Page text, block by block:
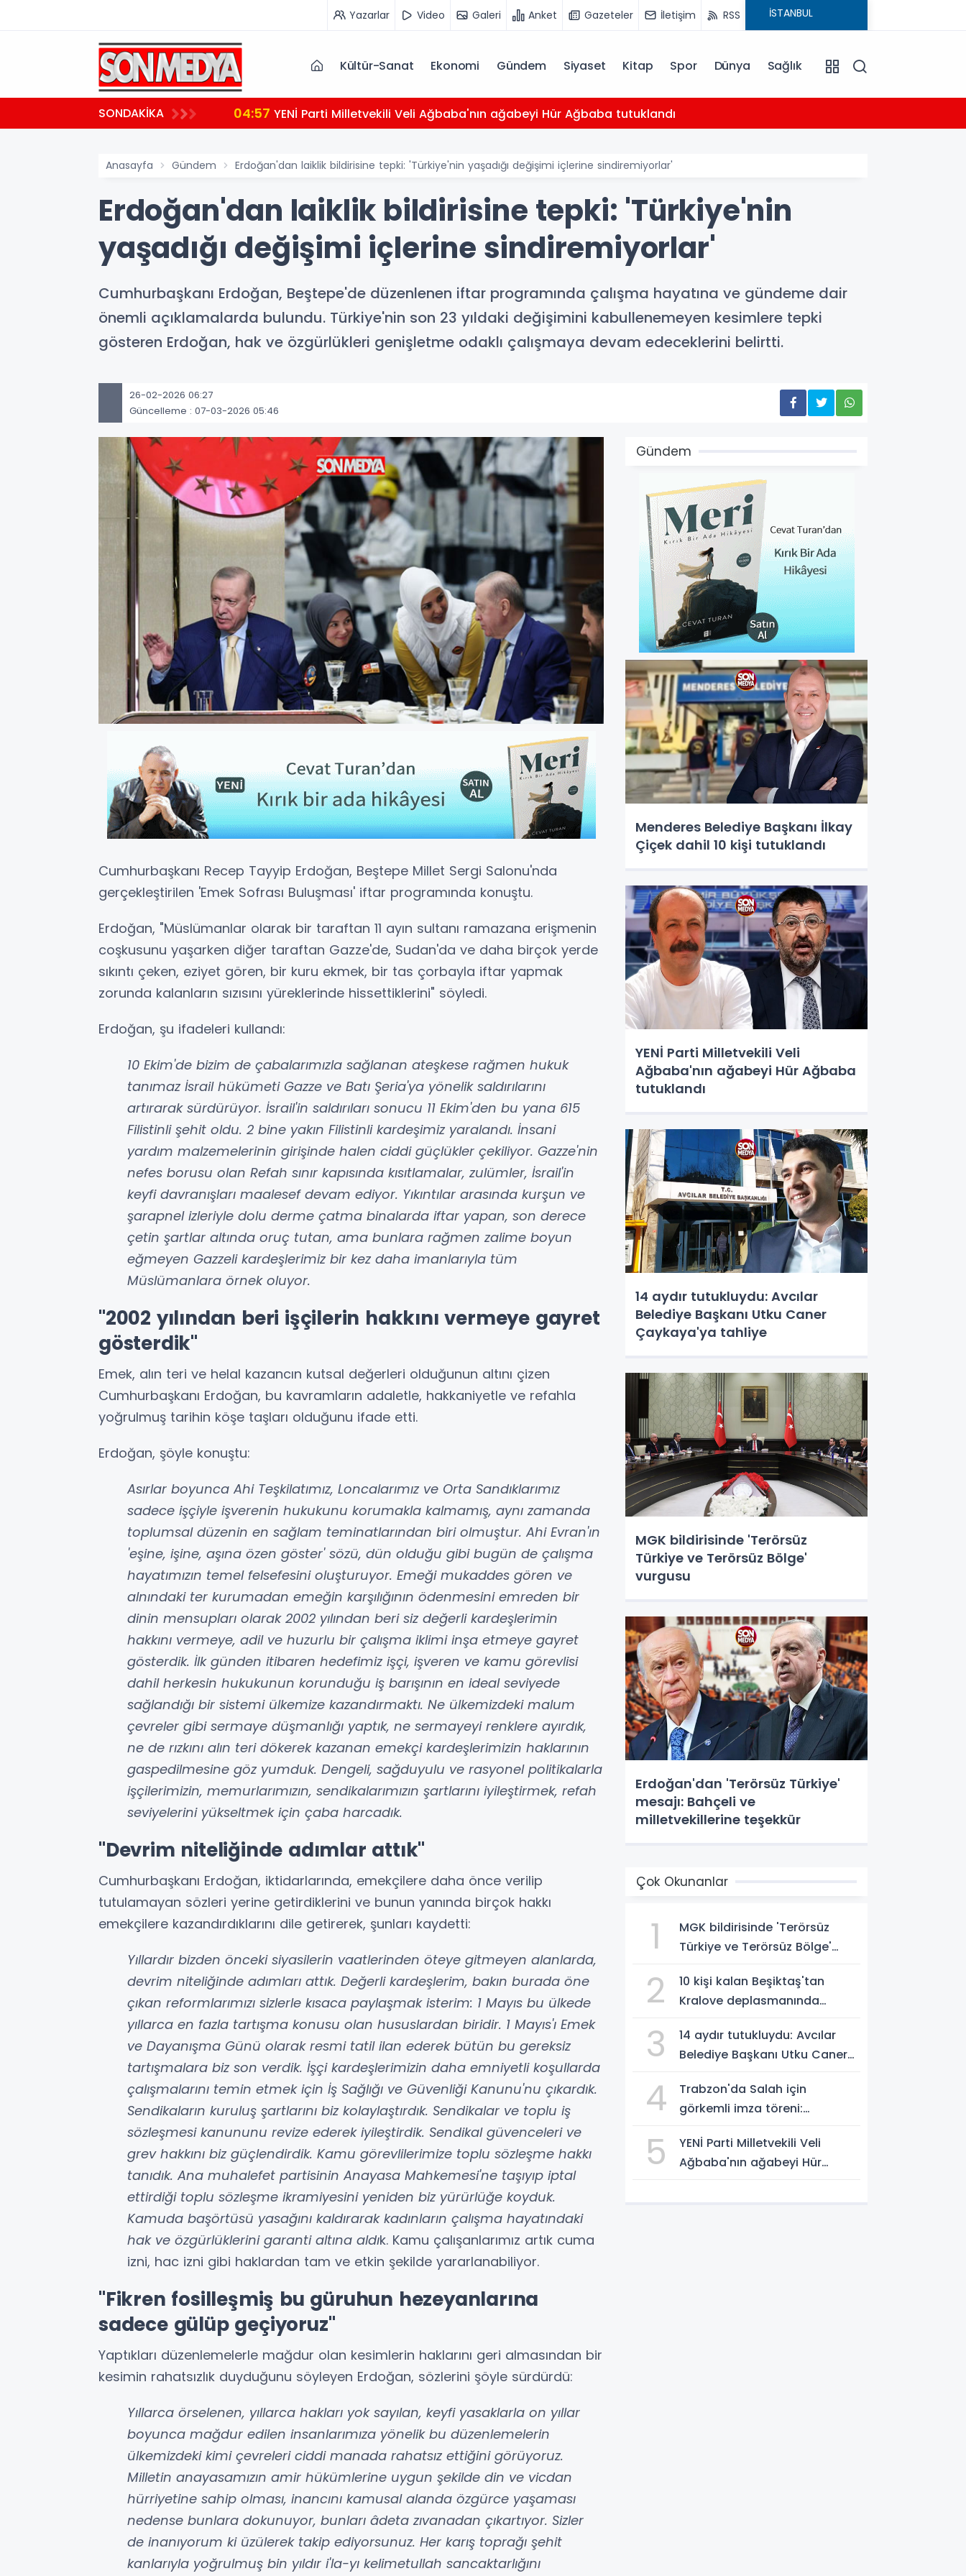
Yazarlar Video Galeri Anket Gazeteler İletişim RSS
Kültür-Sanat Ekonomi Gündem Siyaset Kitap Spor Dünya Sağlık
SONDAKİKA 04:57 YENİ Parti Milletvekili Veli Ağbaba'nın ağabeyi Hür Ağbaba tutuklandı
Anasayfa Gündem Erdoğan'dan laiklik bildirisine tepki: 'Türkiye'nin yaşadığı değişimi içlerine sindiremiyorlar'
Erdoğan'dan laiklik bildirisine tepki: 'Türkiye'nin
yaşadığı değişimi içlerine sindiremiyorlar'
Cumhurbaşkanı Erdoğan, Beştepe'de düzenlenen iftar programında çalışma hayatına ve gündeme dair
önemli açıklamalarda bulundu. Türkiye'nin son 23 yıldaki değişimini kabullenemeyen kesimlere tepki
gösteren Erdoğan, hak ve özgürlükleri genişletme odaklı çalışmaya devam edeceklerini belirtti.
26-02-2026 06:27
Güncelleme : 07-03-2026 05:46
Cumhurbaşkanı Recep Tayyip Erdoğan, Beştepe Millet Sergi Salonu'nda
gerçekleştirilen 'Emek Sofrası Buluşması' iftar programında konuştu.
Erdoğan, "Müslümanlar olarak bir taraftan 11 ayın sultanı ramazana erişmenin
coşkusunu yaşarken diğer taraftan Gazze'de, Sudan'da ve daha birçok yerde
sıkıntı çeken, eziyet gören, bir kuru ekmek, bir tas çorbayla iftar yapmak
zorunda kalanların sızısını yüreklerinde hissettiklerini" söyledi.
Erdoğan, şu ifadeleri kullandı:
10 Ekim'de bizim de çabalarımızla sağlanan ateşkese rağmen hukuk
tanımaz İsrail hükümeti Gazze ve Batı Şeria'ya yönelik saldırılarını
artırarak sürdürüyor. İsrail'in saldırıları sonucu 11 Ekim'den bu yana 615
Filistinli şehit oldu. 2 bine yakın Filistinli kardeşimiz yaralandı. İnsani
yardım malzemelerinin girişinde halen ciddi güçlükler çekiliyor. Gazze'nin
nefes borusu olan Refah sınır kapısında kısıtlamalar, zulümler, İsrail'in
keyfi davranışları maalesef devam ediyor. Yıkıntılar arasında kurşun ve
şarapnel izleriyle dolu derme çatma binalarda iftar yapan, son derece
çetin şartlar altında oruç tutan, ama bunlara rağmen zalime boyun
eğmeyen Gazzeli kardeşlerimiz bir kez daha imanlarıyla tüm
Müslümanlara örnek oluyor.
"2002 yılından beri işçilerin hakkını vermeye gayret
gösterdik"
Emek, alın teri ve helal kazancın kutsal değerleri olduğunun altını çizen
Cumhurbaşkanı Erdoğan, bu kavramların adaletle, hakkaniyetle ve refahla
yoğrulmuş tarihin köşe taşları olduğunu ifade etti.
Erdoğan, şöyle konuştu:
Asırlar boyunca Ahi Teşkilatımız, Loncalarımız ve Orta Sandıklarımız
sadece işçiyle işverenin hukukunu korumakla kalmamış, aynı zamanda
toplumsal düzenin en sağlam teminatlarından biri olmuştur. Ahi Evran'ın
'eşine, işine, aşına özen göster' sözü, dün olduğu gibi bugün de çalışma
hayatımızın temel felsefesini oluşturuyor. Emeği mukaddes gören ve
alnındaki ter kurumadan emeğin karşılığının ödenmesini emreden bir
dinin mensupları olarak 2002 yılından beri siz değerli kardeşlerimin
hakkını vermeye, adil ve huzurlu bir çalışma iklimi inşa etmeye gayret
gösterdik. İlk günden itibaren hedefimiz işçi, işveren ve kamu görevlisi
dahil herkesin hukukunun korunduğu iş barışının en ideal seviyede
sağlandığı bir sistemi ülkemize kazandırmaktı. Ne ülkemizdeki malum
çevreler gibi sermaye düşmanlığı yaptık, ne sermayeyi renklere ayırdık,
ne de rızkını alın teri dökerek kazanan emekçi kardeşlerimizin haklarının
gaspedilmesine göz yumduk. Dengeli, sağduyulu ve rasyonel politikalarla
işçilerimizin, memurlarımızın, sendikalarımızın şartlarını iyileştirmek, refah
seviyelerini yükseltmek için çaba harcadık.
"Devrim niteliğinde adımlar attık"
Cumhurbaşkanı Erdoğan, iktidarlarında, emekçilere daha önce verilip
tutulamayan sözleri yerine getirdiklerini ve bunun yanında birçok hakkı
emekçilere kazandırdıklarını dile getirerek, şunları kaydetti:
Yıllardır bizden önceki siyasilerin vaatlerinden öteye gitmeyen alanlarda,
devrim niteliğinde adımları attık. Değerli kardeşlerim, bakın burada öne
çıkan reformlarımızı sizlerle kısaca paylaşmak isterim: 1 Mayıs bu ülkede
yıllarca en fazla tartışma konusu olan hususlardan biridir. 1 Mayıs'ı Emek
ve Dayanışma Günü olarak resmi tatil ilan ederek bütün bu gereksiz
tartışmalara biz son verdik. İşçi kardeşlerimizin daha emniyetli koşullarda
çalışmalarını temin etmek için İş Sağlığı ve Güvenliği Kanunu'nu çıkardık.
Sendikaların kuruluş şartlarını biz kolaylaştırdık. Sendikalar ve toplu iş
sözleşmesi kanununu revize ederek iyileştirdik. Sendikal güvenceleri ve
grev hakkını biz güçlendirdik. Kamu görevlilerimize toplu sözleşme hakkı
tanıdık. Ana muhalefet partisinin Anayasa Mahkemesi'ne taşıyıp iptal
ettirdiği toplu sözleşme ikramiyesini yeniden biz yürürlüğe koyduk.
Kamuda başörtüsü yasağını kaldırarak kadınların çalışma hayatındaki
hak ve özgürlüklerini garanti altına aldık. Kamu çalışanlarımız artık cuma
izni, hac izni gibi haklardan tam ve etkin şekilde yararlanabiliyor.
"Fikren fosilleşmiş bu güruhun hezeyanlarına
sadece gülüp geçiyoruz"
Yaptıkları düzenlemelerle mağdur olan kesimlerin haklarını geri almasından bir
kesimin rahatsızlık duyduğunu söyleyen Erdoğan, sözlerini şöyle sürdürdü:
Yıllarca örselenen, yıllarca hakları yok sayılan, keyfi yasaklarla on yıllar
boyunca mağdur edilen insanlarımıza yönelik bu düzenlemelerin
ülkemizdeki kimi çevreleri ciddi manada rahatsız ettiğini görüyoruz.
Milletin anayasamızın amir hükümlerine uygun şekilde din ve vicdan
hürriyetine sahip olması, inancını kamusal alanda özgürce yaşaması
nedense bunlara dokunuyor, bunları âdeta zıvanadan çıkartıyor. Sizler
de inanıyorum ki üzülerek takip ediyorsunuz. Her karış toprağı şehit
kanlarıyla yoğrulmuş bin yıldır i'la-yı kelimetullah sancaktarlığını
Gündem
Menderes Belediye Başkanı İlkay
Çiçek dahil 10 kişi tutuklandı
YENİ Parti Milletvekili Veli
Ağbaba'nın ağabeyi Hür Ağbaba
tutuklandı
14 aydır tutukluydu: Avcılar
Belediye Başkanı Utku Caner
Çaykaya'ya tahliye
MGK bildirisinde 'Terörsüz
Türkiye ve Terörsüz Bölge'
vurgusu
Erdoğan'dan 'Terörsüz Türkiye'
mesajı: Bahçeli ve
milletvekillerine teşekkür
Çok Okunanlar
1
MGK bildirisinde 'Terörsüz
Türkiye ve Terörsüz Bölge'
2
10 kişi kalan Beşiktaş'tan
Kralove deplasmanında
3
14 aydır tutukluydu: Avcılar
Belediye Başkanı Utku Caner
4
Trabzon'da Salah için
görkemli imza töreni:
sabırsızlanıyorum'
5
YENİ Parti Milletvekili Veli
Ağbaba'nın ağabeyi Hür